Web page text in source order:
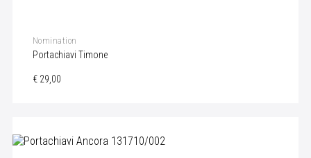
Nomination
Portachiavi Timone
€ 29,00